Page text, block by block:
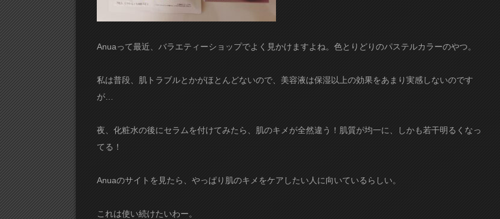
Anuaって最近、バラエティーショップでよく見かけますよね。色とりどりのパステルカラーのやつ。
私は普段、肌トラブルとかがほとんどないので、美容液は保湿以上の効果をあまり実感しないのです
が…
夜、化粧水の後にセラムを付けてみたら、肌のキメが全然違う！肌質が均一に、しかも若干明るくなっ
てる！
Anuaのサイトを見たら、やっぱり肌のキメをケアしたい人に向いているらしい。
これは使い続けたいわー。